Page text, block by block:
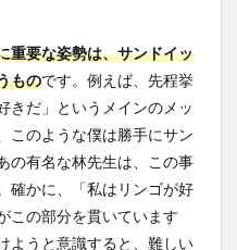
重要な姿勢は、サンドイッ
ものです。例えば、先程挙
きだ」というメインのメッ
このような僕は勝手にサン
の有名な林先生は、この事
確かに、「私はリンゴが好
この部分を貫いています
ようと意識すると、難しい